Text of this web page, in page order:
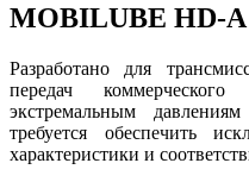
MOBILUBE HD-A
Разработано для
передач коммерческого
экстремальным
требуется обеспечить
характеристики и